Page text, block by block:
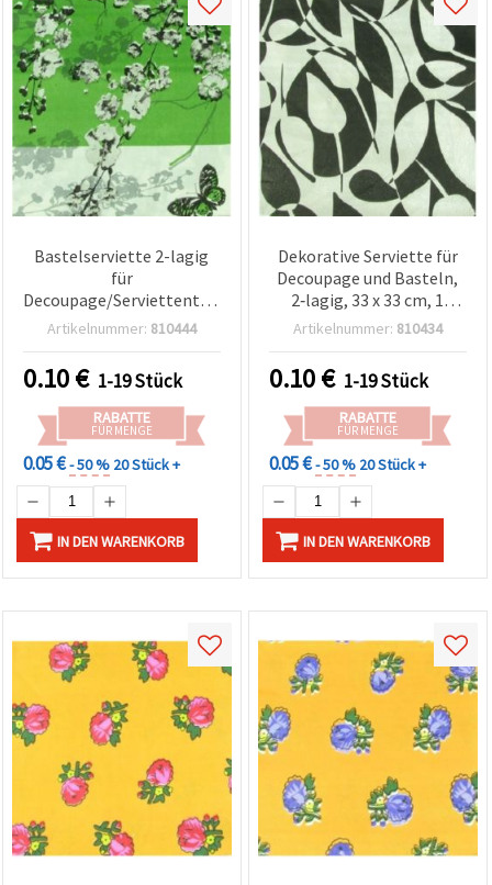
Bastelserviette 2-lagig
für
Decoupage/Serviettentechnik,
33 x 33 cm - 1 Stück
Artikelnummer: 810444
0.10€ 1-19 Stück
RABATTE
FÜR MENGE
0.05 €- 50 % 20 Stück +
IN DEN WARENKORB
Dekorative Serviette für
Decoupage und Basteln,
2‑lagig, 33 x 33 cm, 1
Stück
Artikelnummer: 810434
0.10€ 1-19 Stück
RABATTE
FÜR MENGE
0.05 €- 50 % 20 Stück +
IN DEN WARENKORB